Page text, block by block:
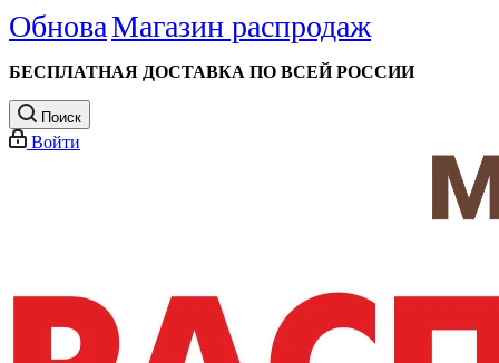
ОбноваМагазин распродаж
БЕСПЛАТНАЯ ДОСТАВКА ПО ВСЕЙ РОССИИ
Поиск
Войти